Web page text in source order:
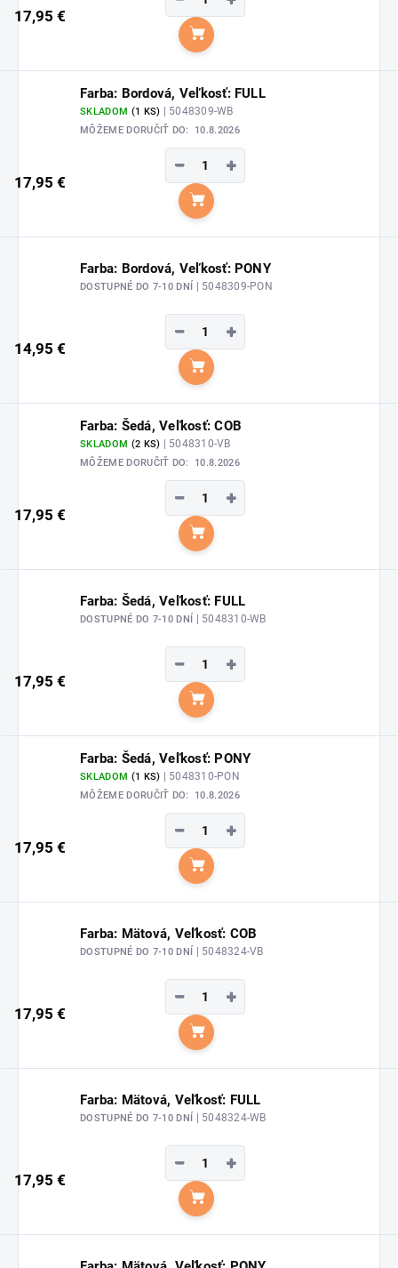
17,95 €
Do košíka
Farba: Bordová, Veľkosť: FULL
SKLADOM (1 KS) | 5048309-WB
MÔŽEME DORUČIŤ DO: 10.8.2026
17,95 €
+
−
Do košíka
Farba: Bordová, Veľkosť: PONY
DOSTUPNÉ DO 7-10 DNÍ | 5048309-PON
14,95 €
+
−
Do košíka
Farba: Šedá, Veľkosť: COB
SKLADOM (2 KS) | 5048310-VB
MÔŽEME DORUČIŤ DO: 10.8.2026
17,95 €
+
−
Do košíka
Farba: Šedá, Veľkosť: FULL
DOSTUPNÉ DO 7-10 DNÍ | 5048310-WB
17,95 €
+
−
Do košíka
Farba: Šedá, Veľkosť: PONY
SKLADOM (1 KS) | 5048310-PON
MÔŽEME DORUČIŤ DO: 10.8.2026
17,95 €
+
−
Do košíka
Farba: Mätová, Veľkosť: COB
DOSTUPNÉ DO 7-10 DNÍ | 5048324-VB
17,95 €
+
−
Do košíka
Farba: Mätová, Veľkosť: FULL
DOSTUPNÉ DO 7-10 DNÍ | 5048324-WB
17,95 €
+
−
Do košíka